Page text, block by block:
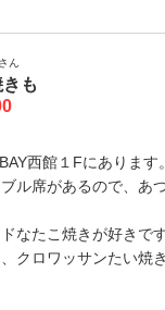
さん
も
西館１Fにあります。
ル席があるので、あ
なたこ焼きが好きです
クロワッサンたい焼